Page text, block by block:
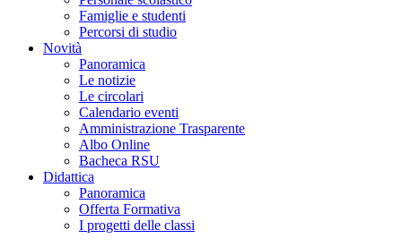
Famiglie e studenti
Percorsi di studio
Novità
Panoramica
Le notizie
Le circolari
Calendario eventi
Amministrazione Trasparente
Albo Online
Bacheca RSU
Didattica
Panoramica
Offerta Formativa
I progetti delle classi